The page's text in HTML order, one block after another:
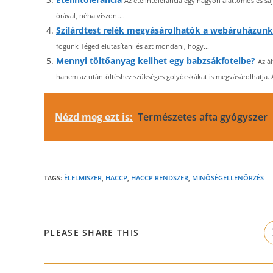
órával, néha viszont...
Szilárdtest relék megvásárolhatók a
fogunk Téged elutasítani és azt mondani, hogy...
Mennyi töltőanyag kellhet egy babzsákfotelbe? Az
hanem az utántöltéshez szükséges golyócskákat is megvásárolhatja.
Nézd meg ezt is: Természetes afta gyógyszer
TAGS: ÉLELMISZER, HACCP, HACCP RENDSZER, MINŐSÉGELLENŐRZÉS
PLEASE SHARE THIS